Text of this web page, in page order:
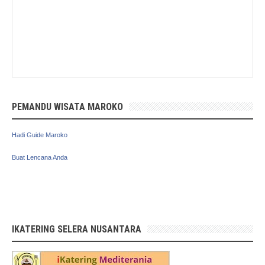
PEMANDU WISATA MAROKO
Hadi Guide Maroko
Buat Lencana Anda
IKATERING SELERA NUSANTARA